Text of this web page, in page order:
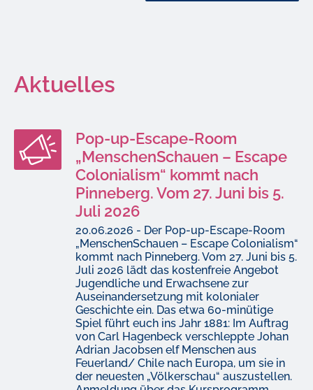
Aktuelles
Pop-up-Escape-Room
„MenschenSchauen – Escape
Colonialism“ kommt nach
Pinneberg. Vom 27. Juni bis 5.
Juli 2026
20.06.2026 - Der Pop-up-Escape-Room
„MenschenSchauen – Escape Colonialism“
kommt nach Pinneberg. Vom 27. Juni bis 5.
Juli 2026 lädt das kostenfreie Angebot
Jugendliche und Erwachsene zur
Auseinandersetzung mit kolonialer
Geschichte ein. Das etwa 60-minütige
Spiel führt euch ins Jahr 1881: Im Auftrag
von Carl Hagenbeck verschleppte Johan
Adrian Jacobsen elf Menschen aus
Feuerland/ Chile nach Europa, um sie in
der neuesten „Völkerschau“ auszustellen.